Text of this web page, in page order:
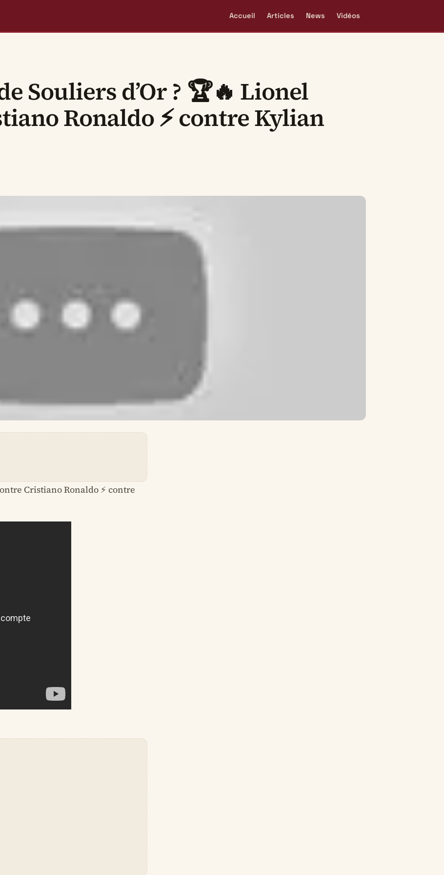
Accueil Articles News Vidéos
Souliers d’Or ? 🏆🔥 Lionel
Ronaldo ⚡ contre Kylian
Cristiano Ronaldo ⚡ contre